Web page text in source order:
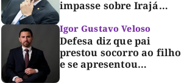
impasse sobre Irajá
segue até o limite do
prazo no TRE; Laurez diz
que nome dele não foi
homologado
Igor Gustavo Veloso
Defesa diz que pai
prestou socorro ao filho
e se apresentou
espontaneamente à